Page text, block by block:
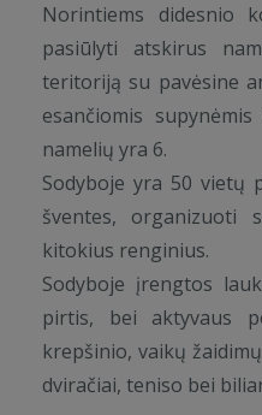
Norintiems didesnio
pasiūlyti atskirus
teritoriją su pavėsine
esančiomis
namelių yra 6.
Sodyboje yra 50 vietų
šventes, organizuoti
kitokius renginius.
Sodyboje įrengtos
pirtis, bei aktyvaus
krepšinio, vaikų
dviračiai, teniso bei